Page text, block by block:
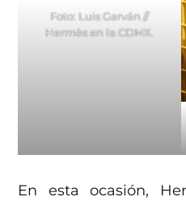
Foto: Luis Garván //
Hermès en la CDMX.
En esta ocasión,